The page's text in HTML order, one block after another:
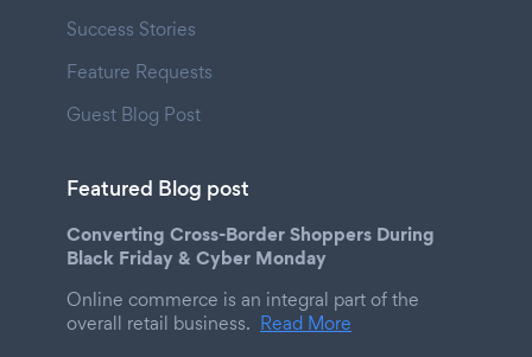
Success Stories
Feature Requests
Guest Blog Post
Featured Blog post
Converting Cross-Border Shoppers During
Black Friday & Cyber Monday
Online commerce is an integral part of the
overall retail business. Read More